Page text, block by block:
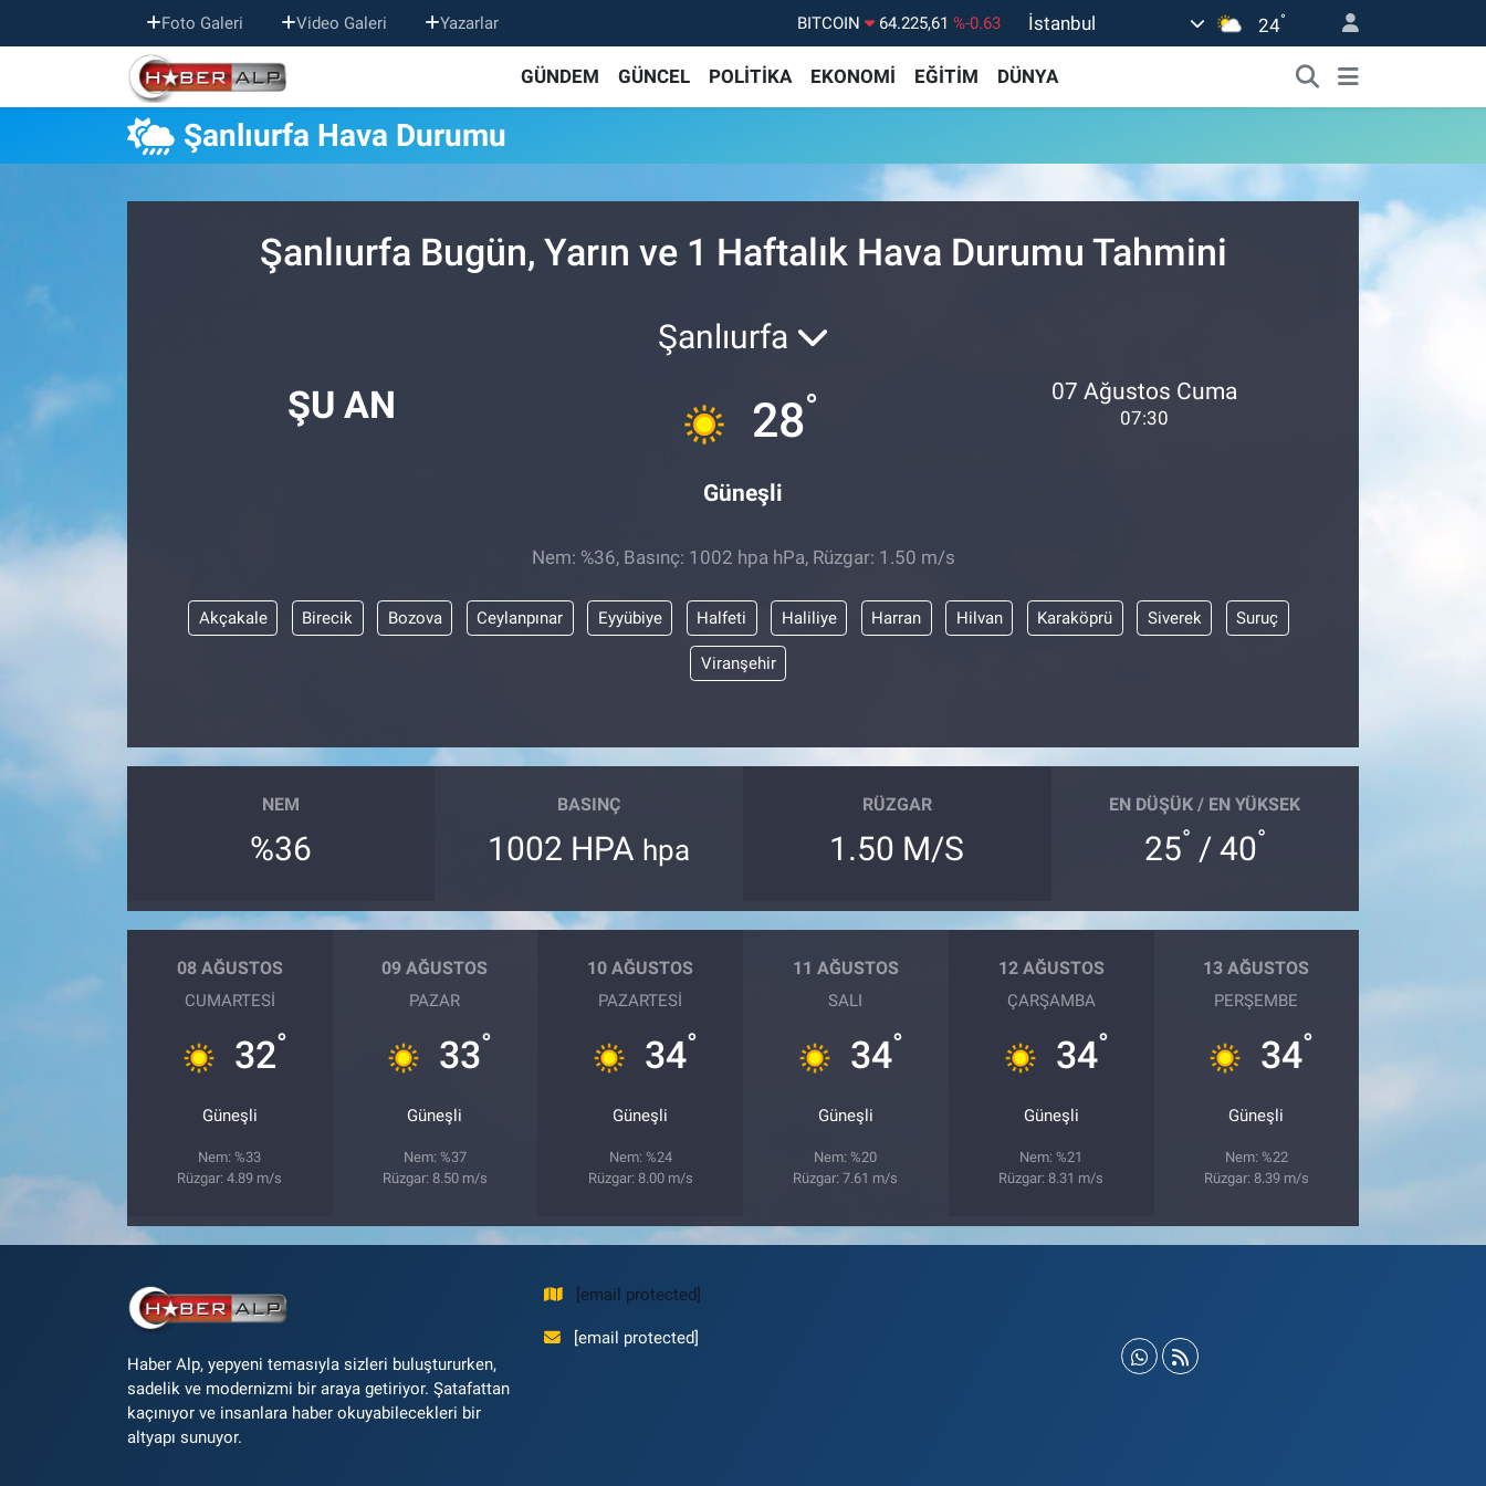
Foto Galeri Video Galeri Yazarlar BITCOIN 64.225,61 %-0.63
47,7143
%0.16
EURO
55,0317 %-0.02
GRAM ALTIN
6510.40 %0.45
İstanbul 24°
GÜNDEM GÜNCEL POLİTİKA EKONOMİ EĞİTİM DÜNYA
Şanlıurfa Hava Durumu
Şanlıurfa Bugün, Yarın ve 1 Haftalık Hava Durumu Tahmini
ŞU AN
Şanlıurfa
28°
Güneşli
07 Ağustos Cuma
07:30
Nem: %36, Basınç: 1002 hpa hPa, Rüzgar: 1.50 m/s
Akçakale Birecik Bozova Ceylanpınar Eyyübiye Halfeti Haliliye Harran Hilvan Karaköprü Siverek Suruç
Viranşehir
NEM
%36
BASINÇ
1002 HPA hpa
RÜZGAR
1.50 M/S
EN DÜŞÜK / EN YÜKSEK
25° / 40°
08 AĞUSTOS
CUMARTESI
32°
Güneşli
Nem: %33
Rüzgar: 4.89 m/s
09 AĞUSTOS
PAZAR
33°
Güneşli
Nem: %37
Rüzgar: 8.50 m/s
10 AĞUSTOS
PAZARTESI
34°
Güneşli
Nem: %24
Rüzgar: 8.00 m/s
11 AĞUSTOS
SALI
34°
Güneşli
Nem: %20
Rüzgar: 7.61 m/s
12 AĞUSTOS
ÇARŞAMBA
34°
Güneşli
Nem: %21
Rüzgar: 8.31 m/s
13 AĞUSTOS
PERŞEMBE
34°
Güneşli
Nem: %22
Rüzgar: 8.39 m/s
Haber Alp, yepyeni temasıyla sizleri buluştururken,
sadelik ve modernizmi bir araya getiriyor. Şatafattan
kaçınıyor ve insanlara haber okuyabilecekleri bir
altyapı sunuyor.
[email protected]
[email protected]
Nöbetçi Eczaneler
Hava Durumu
Trafik Durumu
Süper Lig Puan Durumu ve Fikstür